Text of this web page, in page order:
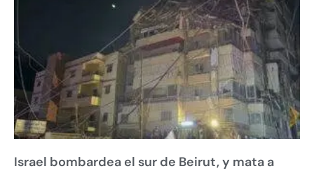
Israel bombardea el sur de Beirut, y mata a